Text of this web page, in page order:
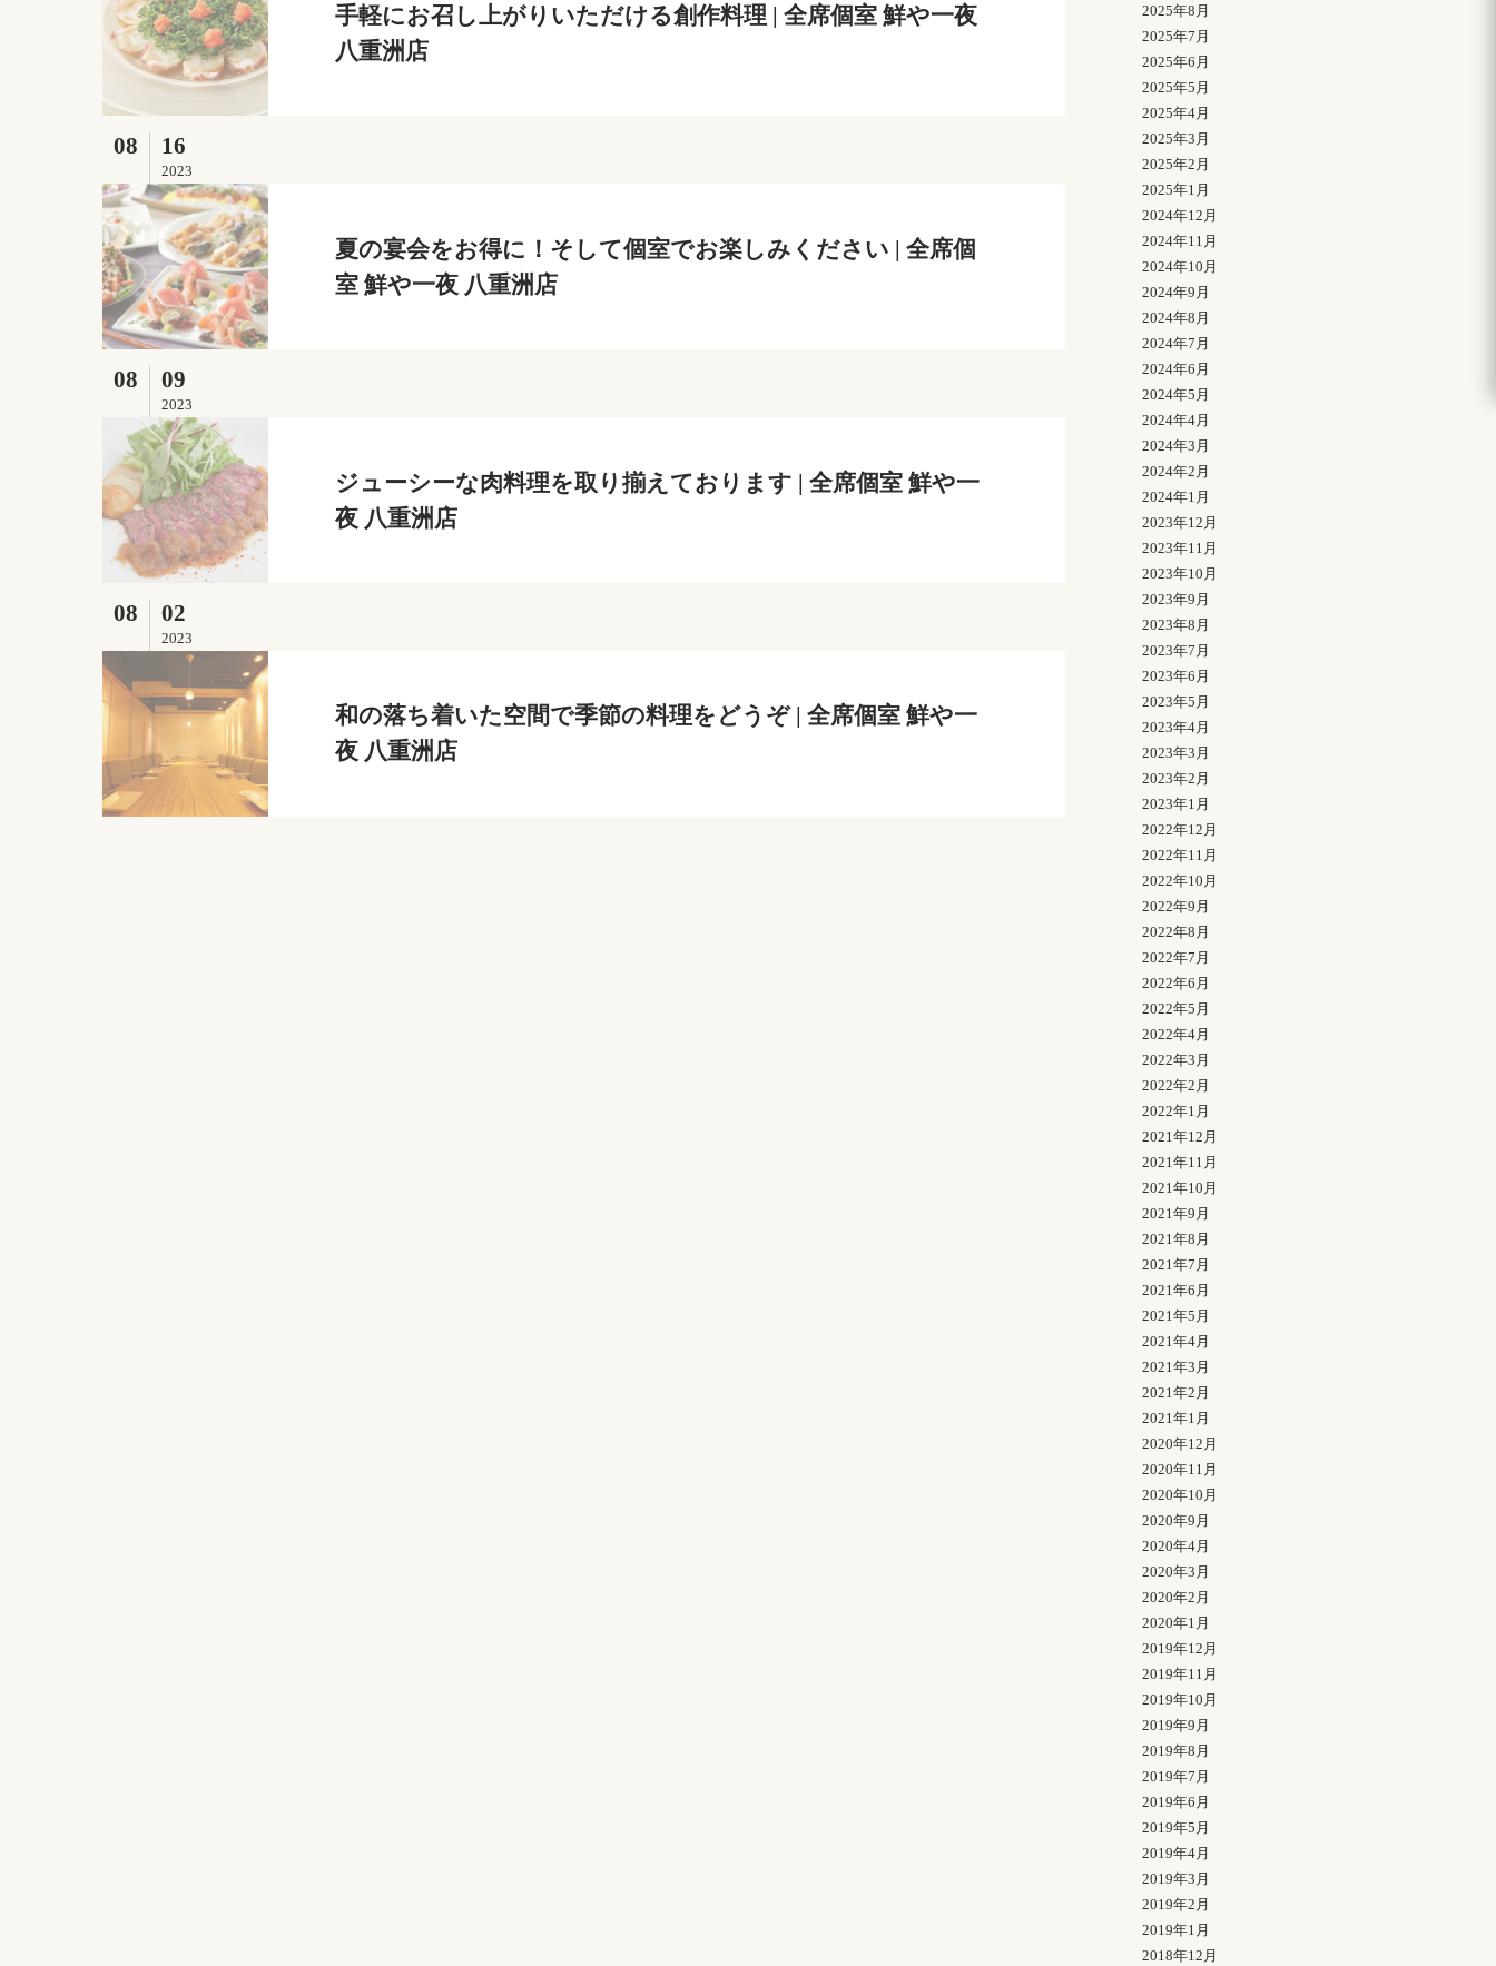
手軽にお召し上がりいただける創作料理 | 全席個室 鮮や一夜
八重洲店
08 16
2023
夏の宴会をお得に！そして個室でお楽しみください | 全席個
室 鮮や一夜 八重洲店
08 09
2023
ジューシーな肉料理を取り揃えております | 全席個室 鮮や一
夜 八重洲店
08 02
2023
和の落ち着いた空間で季節の料理をどうぞ | 全席個室 鮮や一
夜 八重洲店
2025年8月
2025年7月
2025年6月
2025年5月
2025年4月
2025年3月
2025年2月
2025年1月
2024年12月
2024年11月
2024年10月
2024年9月
2024年8月
2024年7月
2024年6月
2024年5月
2024年4月
2024年3月
2024年2月
2024年1月
2023年12月
2023年11月
2023年10月
2023年9月
2023年8月
2023年7月
2023年6月
2023年5月
2023年4月
2023年3月
2023年2月
2023年1月
2022年12月
2022年11月
2022年10月
2022年9月
2022年8月
2022年7月
2022年6月
2022年5月
2022年4月
2022年3月
2022年2月
2022年1月
2021年12月
2021年11月
2021年10月
2021年9月
2021年8月
2021年7月
2021年6月
2021年5月
2021年4月
2021年3月
2021年2月
2021年1月
2020年12月
2020年11月
2020年10月
2020年9月
2020年4月
2020年3月
2020年2月
2020年1月
2019年12月
2019年11月
2019年10月
2019年9月
2019年8月
2019年7月
2019年6月
2019年5月
2019年4月
2019年3月
2019年2月
2019年1月
2018年12月